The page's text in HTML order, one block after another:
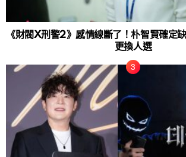
《財閥X刑警2》感情線斷了！朴智賢確定
更換人選